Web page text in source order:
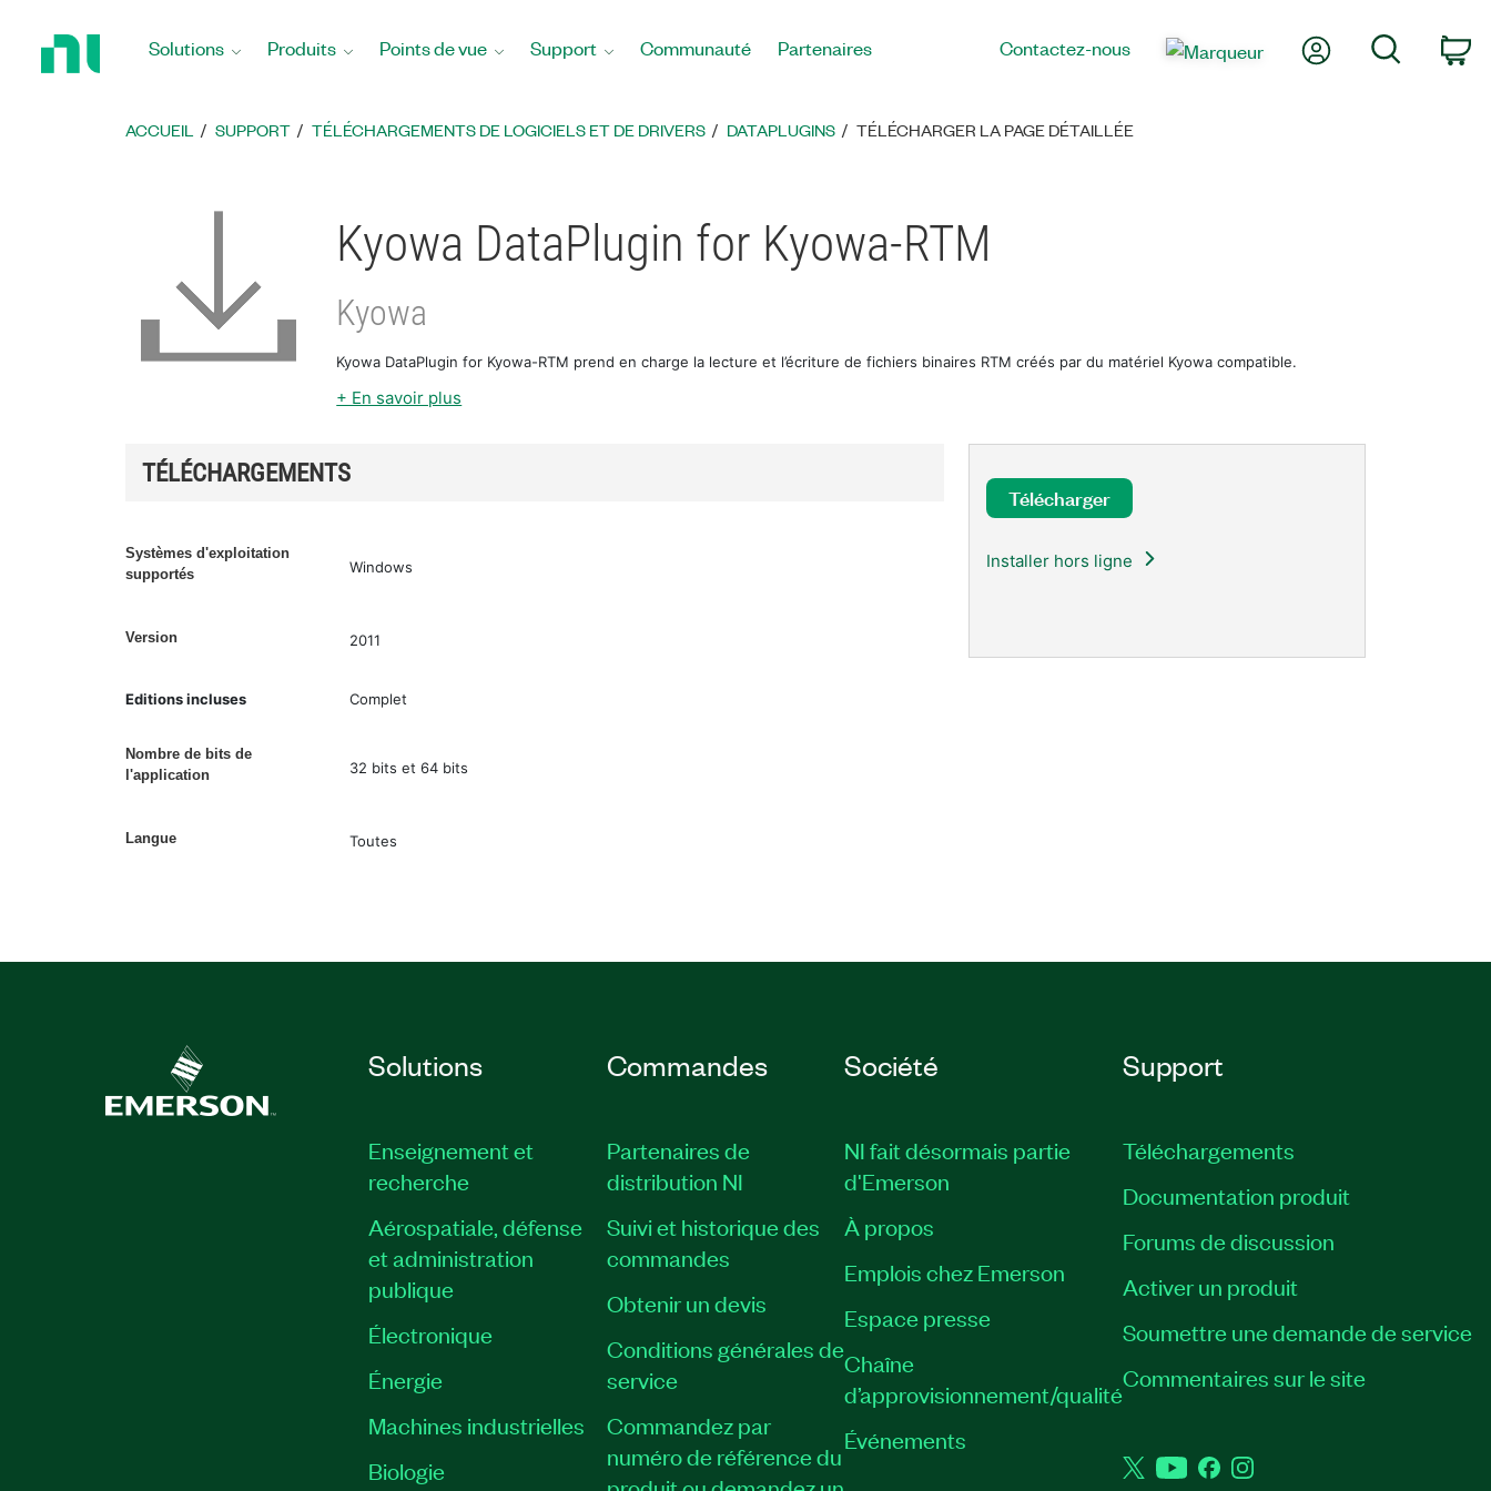
Solutions Produits Points de vue Support Communauté Partenaires Contactez-nous Mon compte
ACCUEIL SUPPORT TÉLÉCHARGEMENTS DE LOGICIELS ET DE DRIVERS DATAPLUGINS TÉLÉCHARGER LA PAGE DÉTAILLÉE
Kyowa DataPlugin for Kyowa-RTM
Kyowa
Kyowa DataPlugin for Kyowa-RTM prend en charge la lecture et l’écriture de fichiers binaires RTM créés par du matériel Kyowa compatible.
+ En savoir plus
TÉLÉCHARGEMENTS
Systèmes d'exploitation
supportés
Windows
Version 2011
Editions incluses Complet
Nombre de bits de
l'application
32 bits et 64 bits
Langue Toutes
Télécharger
Installer hors ligne
Solutions
Enseignement et
recherche
Aérospatiale, défense
et administration
publique
Électronique
Énergie​
Machines industrielles
Biologie
Commandes
Partenaires de
distribution NI
Suivi et historique des
commandes
Obtenir un devis
Conditions générales de
service
Commandez par
numéro de référence du
Société
NI fait désormais partie
d'Emerson
À propos
Emplois chez Emerson
Espace presse
Chaîne
d’approvisionnement/qualité
Événements
Support
Téléchargements
Documentation produit
Forums de discussion
Activer un produit
Soumettre une demande de service
Commentaires sur le site
TwitterYouTubeFacebookInstagram